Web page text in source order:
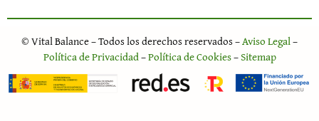
© Vital Balance – Todos los derechos reservados –Aviso Legal–
Política de Privacidad–Política de Cookies–Sitemap